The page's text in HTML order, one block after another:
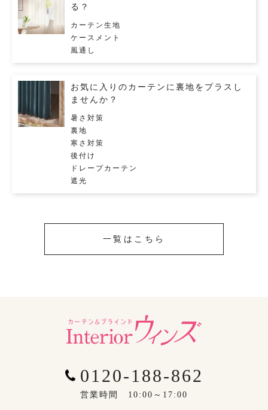
る？
カーテン生地
ケースメント
風通し
お気に入りのカーテンに裏地をプラスし
ませんか？
暑さ対策
裏地
寒さ対策
後付け
ドレープカーテン
遮光
一覧はこちら
0120-188-862
営業時間 10:00～17:00